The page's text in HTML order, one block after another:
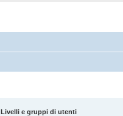
Livelli e gruppi di utenti